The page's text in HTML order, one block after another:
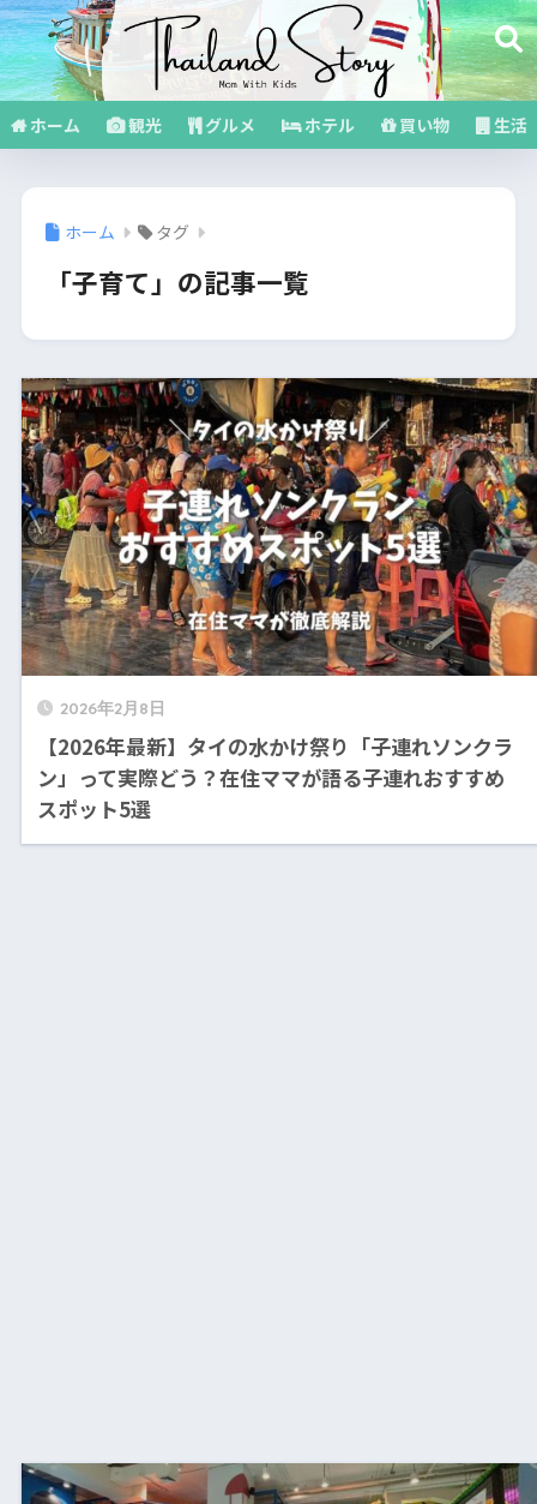
ホーム 観光 グルメ ホテル 買い物 生活
ホーム タグ
「子育て」の記事一覧
2026年2月8日
【2026年最新】タイの水かけ祭り「子連れソンクラ
ン」って実際どう？在住ママが語る子連れおすすめ
スポット5選